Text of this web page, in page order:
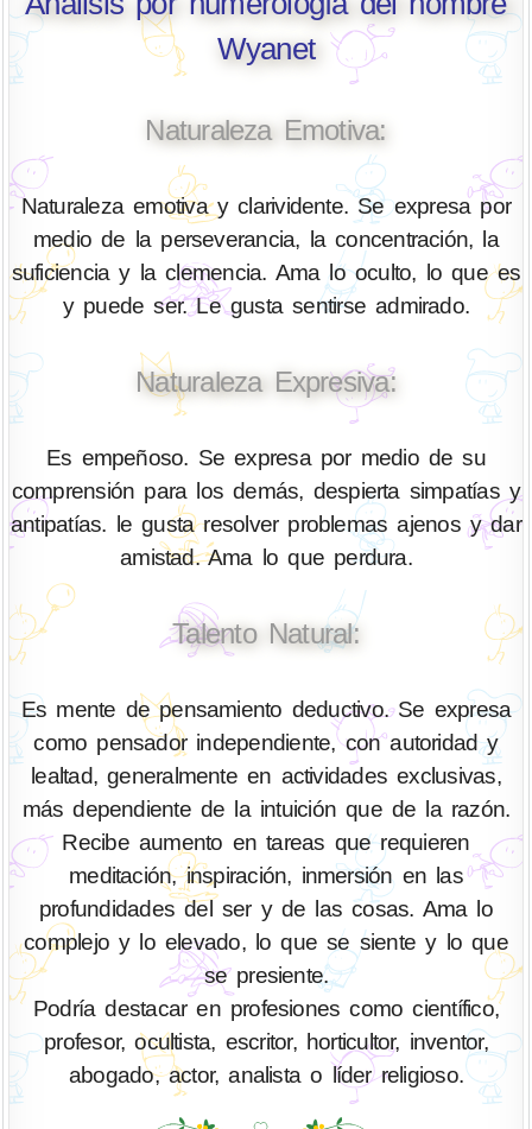
Wyanet
Naturaleza Emotiva:
Naturaleza emotiva y clarividente. Se expresa por
medio de la perseverancia, la concentración, la
suficiencia y la clemencia. Ama lo oculto, lo que es
y puede ser. Le gusta sentirse admirado.
Naturaleza Expresiva:
Es empeñoso. Se expresa por medio de su
comprensión para los demás, despierta simpatías y
antipatías. le gusta resolver problemas ajenos y dar
amistad. Ama lo que perdura.
Talento Natural:
Es mente de pensamiento deductivo. Se expresa
como pensador independiente, con autoridad y
lealtad, generalmente en actividades exclusivas,
más dependiente de la intuición que de la razón.
Recibe aumento en tareas que requieren
meditación, inspiración, inmersión en las
profundidades del ser y de las cosas. Ama lo
complejo y lo elevado, lo que se siente y lo que
se presiente.
Podría destacar en profesiones como científico,
profesor, ocultista, escritor, horticultor, inventor,
abogado, actor, analista o líder religioso.